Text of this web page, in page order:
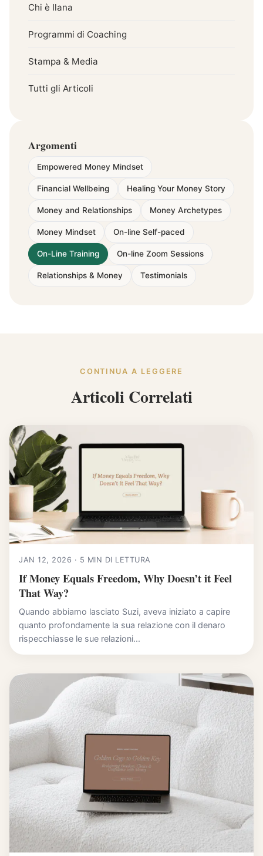
Chi è Ilana
Programmi di Coaching
Stampa & Media
Tutti gli Articoli
Argomenti
Empowered Money Mindset
Financial Wellbeing Healing Your Money Story
Money and Relationships Money Archetypes
Money Mindset On-line Self-paced
On-Line Training On-line Zoom Sessions
Relationships & Money Testimonials
CONTINUA A LEGGERE
Articoli Correlati
JAN 12, 2026 · 5 MIN DI LETTURA
If Money Equals Freedom, Why Doesn’t it Feel
That Way?
Quando abbiamo lasciato Suzi, aveva iniziato a capire
quanto profondamente la sua relazione con il denaro
rispecchiasse le sue relazioni...